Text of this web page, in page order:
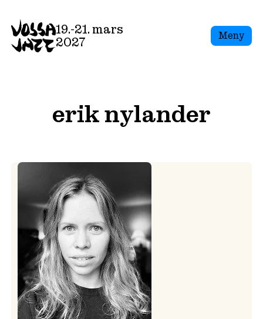
to
content
19.-21. mars
2027
Meny
erik nylander